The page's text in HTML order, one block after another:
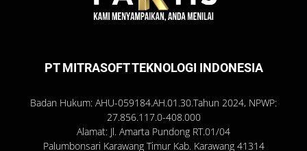
PT MITRASOFT TEKNOLOGI INDONESIA
Badan Hukum: AHU-059184.AH.01.30.Tahun 2024, NPWP:
27.856.117.0-408.000
Alamat: Jl. Amarta Pundong RT.01/04
Palumbonsari Karawang Timur Kab. Karawang 41314